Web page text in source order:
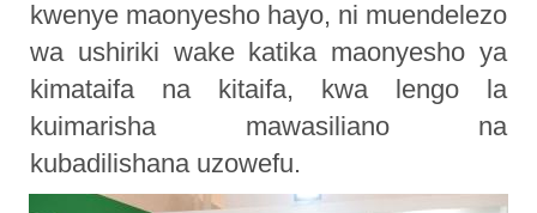
kwenye maonyesho hayo, ni muendelezo
wa ushiriki wake katika maonyesho ya
kimataifa na kitaifa, kwa lengo la
kuimarisha mawasiliano na
kubadilishana uzowefu.